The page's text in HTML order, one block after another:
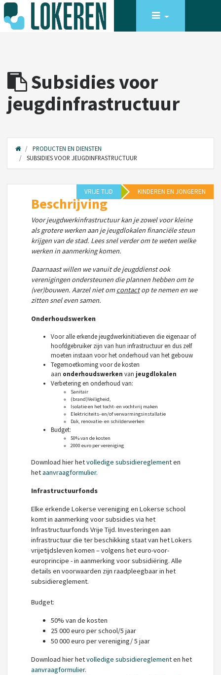
Subsidies voor
jeugdinfrastructuur
PRODUCTEN EN DIENSTEN
SUBSIDIES VOOR JEUGDINFRASTRUCTUUR
VRIJE TIJD KINDEREN EN JONGEREN
Beschrijving
Voor jeugdwerkinfrastructuur kan je zowel voor kleine
als grotere werken aan je jeugdlokalen financiële steun
krijgen van de stad. Lees snel verder om te weten welke
werken in aanmerking komen.
Daarnaast willen we vanuit de jeugddienst ook
verenigingen ondersteunen die plannen hebben om te
(ver)bouwen. Aarzel niet om contact op te nemen en we
zitten snel even samen.
Onderhoudswerken
Voor alle erkende jeugdwerkinitiatieven die eigenaar of
hoofdgebruiker zijn van hun infrastructuur en dus zelf
moeten instaan voor het onderhoud van het gebouw
Tegemoetkoming voor de kosten
aan onderhoudswerken van jeugdlokalen
Verbetering en onderhoud van:
Sanitair
(brand)Veiligheid,
Isolatie en het tocht- en vochtvrij maken
Elektriciteits- en/of verwarmingsinstallatie
Dak, renovatie- en schilderwerken
Budget:
50% van de kosten
2000 euro per vereniging
Download hier hetvolledige subsidiereglementen
hetaanvraagformulier.
Infrastructuurfonds
Elke erkende Lokerse vereniging en Lokerse school
komt in aanmerking voor subsidies via het
Infrastructuurfonds Vrije Tijd. Investeringen aan
infrastructuur die ter beschikking staat van het Lokers
vrijetijdsleven komen – volgens het euro-voor-
europrincipe - in aanmerking voor subsidiëring. Alle
details en voorwaarden zijn raadpleegbaar in het
subsidiereglement.
Budget:
50% van de kosten
25 000 euro per school/5 jaar
50 000 euro per vereniging/ 5 jaar
Download hier hetvolledige subsidiereglementen het
aanvraagformulier.